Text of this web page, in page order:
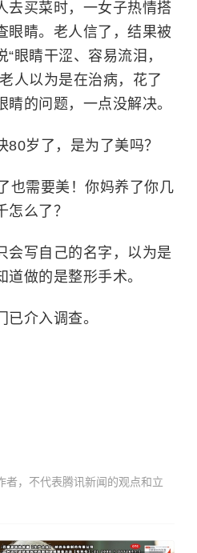
去买菜时，一女子热情搭
眼睛。老人信了，结果被
眼睛干涩、容易流泪，
人以为是在治病，花了
睛的问题，一点没解决。
岁了，是为了美吗？
也需要美！你妈养了你几
怎么了？
会写自己的名字，以为是
做的是整形手术。
已介入调查。
者，不代表腾讯新闻的观点和立